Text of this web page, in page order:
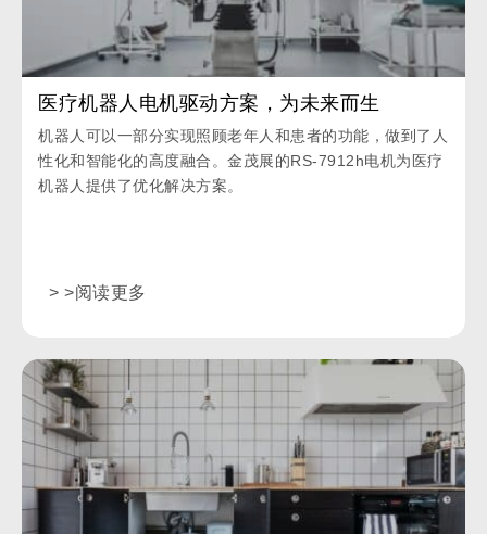
医疗机器人电机驱动方案，为未来而生
机器人可以一部分实现照顾老年人和患者的功能，做到了人
性化和智能化的高度融合。金茂展的RS-7912h电机为医疗
机器人提供了优化解决方案。
> >阅读更多